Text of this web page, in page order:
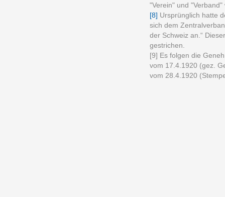
"Verein" und
[8] Ursprünglich hatte
sich dem
der Schweiz an.“
gestrichen.
[9] Es folgen die
vom 17.4.1920 (gez.
vom 28.4.1920